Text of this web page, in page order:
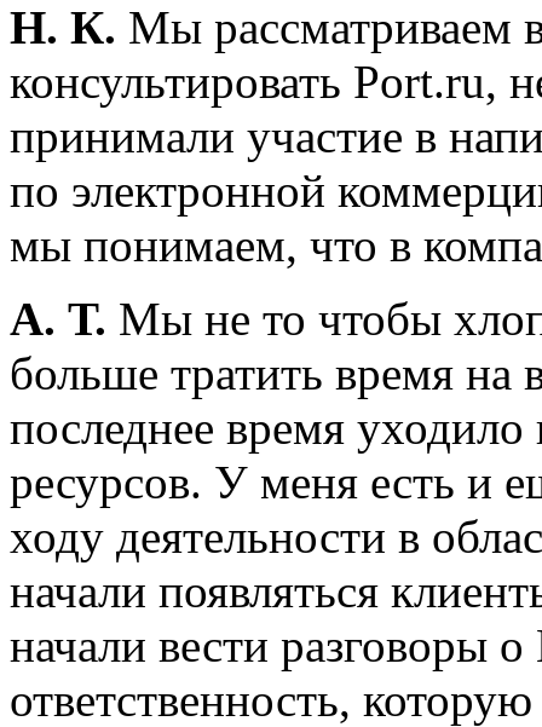
Н. К. Мы рассматриваем
консультировать Port.ru,
принимали участие в
по электронной
мы понимаем, что в
А. Т. Мы не то чтобы
больше тратить время
последнее время
ресурсов. У меня есть и
ходу деятельности в
начали появляться
начали вести разговоры
ответственность,